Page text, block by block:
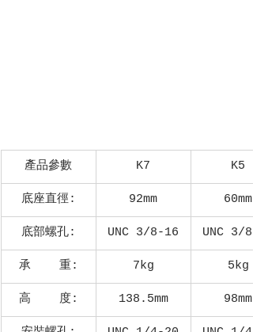
產品參數 K7 K5
底座直徑: 92mm 60mm
底部螺孔: UNC 3/8-16 UNC 3/
承    重: 7kg 5kg
高    度: 138.5mm 98mm